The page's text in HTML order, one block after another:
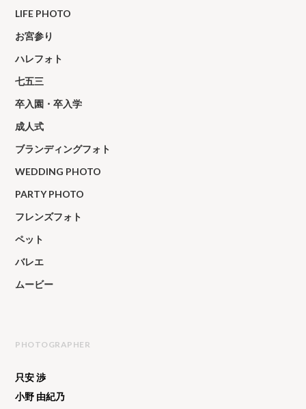
LIFE PHOTO
お宮参り
ハレフォト
七五三
卒入園・卒入学
成人式
ブランディングフォト
WEDDING PHOTO
PARTY PHOTO
フレンズフォト
ペット
バレエ
ムービー
PHOTOGRAPHER
只安 渉
小野 由紀乃